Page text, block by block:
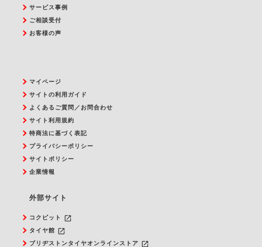
サービス事例
ご相談受付
お客様の声
マイページ
サイトの利用ガイド
よくあるご質問／お問合わせ
サイト利用規約
特商法に基づく表記
プライバシーポリシー
サイトポリシー
企業情報
外部サイト
コクピット launch
タイヤ館 launch
ブリヂストンタイヤオンラインストア launch